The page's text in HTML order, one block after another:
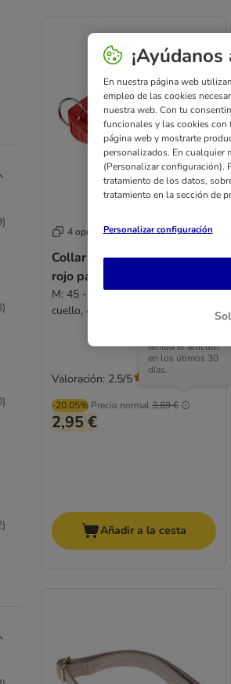
)
)
)
)
4 opciones
Collar TIAKI Soft & Safe
rojo para perros
M: 45 - 55 cm contorno de
cuello, 4 cm de ancho
-20.05% Precio normal3,69 €
tenido el artículo
en los útimos 30
días.
2,95 €
Valoración: 2.5/5
Añadir a la cesta
En nuestra página web
empleo de las cookies
nuestra web. Con tu
funcionales y las cookies con
página web y mostrarte
personalizados. En cualquier
(Personalizar configuración).
tratamiento de los datos,
tratamiento en la sección de
Personalizar configuración